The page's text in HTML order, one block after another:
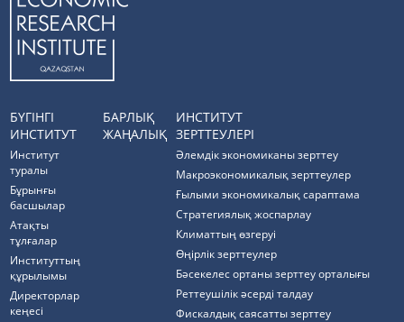
БҮГІНГІ
ИНСТИТУТ
Институт
туралы
Бұрынғы
басшылар
Атақты
тұлғалар
Институттың
құрылымы
Директорлар
кеңесі
БАРЛЫҚ
ЖАҢАЛЫҚ
ИНСТИТУТ
ЗЕРТТЕУЛЕРІ
Әлемдік экономиканы зерттеу
Макроэкономикалық зерттеулер
Ғылыми экономикалық сараптама
Стратегиялық жоспарлау
Климаттың өзгеруі
Өңірлік зерттеулер
Бәсекелес ортаны зерттеу орталығы
Реттеушілік әсерді талдау
Фискалдық саясатты зерттеу